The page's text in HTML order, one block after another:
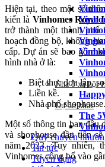
Nhà ở xã hội
Dự án khác
The
Quỹ chuyển
Tin tức
Tuyển dụng
Hiện tại, theo một số
kiến là Vinhomes Royal
trở thành một thành phố
hoạch đồng bộ, không
cấp. Dự án sẽ bao gồm
hình nhà ở là:
Biệt thự: đơn lập,
Liền kề.
Nhà phố shophouse.
Một số thông tin ban đầu
và shophouse đầu tiên
năm 2023. Tuy nhiên,
Vinhomes công bố vào